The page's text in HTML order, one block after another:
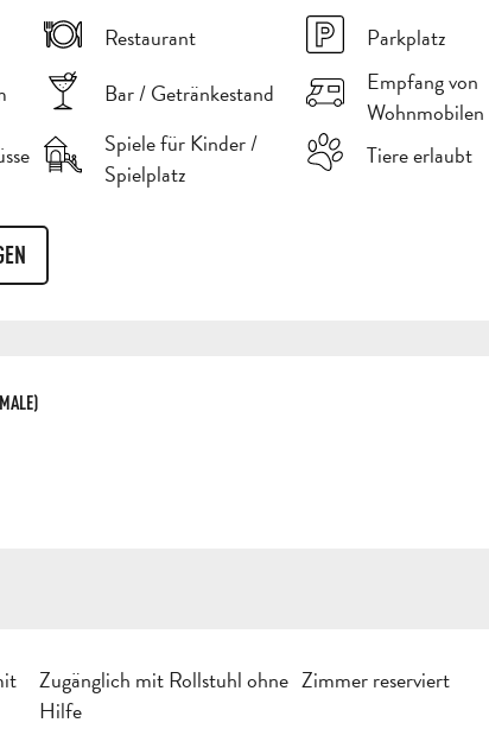
Restaurant
Parkplatz
Bar / Getränkestand
Empfang von
Wohnmobilen
Spiele für Kinder /
Spielplatz
Tiere erlaubt
Zugänglich mit Rollstuhl ohne
Hilfe
Zimmer reserviert